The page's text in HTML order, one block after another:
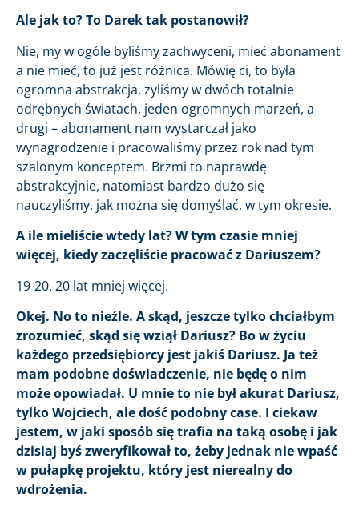
Ale jak to? To Darek tak postanowił?
Nie, my w ogóle byliśmy zachwyceni, mieć abonament
a nie mieć, to już jest różnica. Mówię ci, to była
ogromna abstrakcja, żyliśmy w dwóch totalnie
odrębnych światach, jeden ogromnych marzeń, a
drugi – abonament nam wystarczał jako
wynagrodzenie i pracowaliśmy przez rok nad tym
szalonym konceptem. Brzmi to naprawdę
abstrakcyjnie, natomiast bardzo dużo się
nauczyliśmy, jak można się domyślać, w tym okresie.
A ile mieliście wtedy lat? W tym czasie mniej
więcej, kiedy zaczęliście pracować z Dariuszem?
19-20. 20 lat mniej więcej.
Okej. No to nieźle. A skąd, jeszcze tylko chciałbym
zrozumieć, skąd się wziął Dariusz? Bo w życiu
każdego przedsiębiorcy jest jakiś Dariusz. Ja też
mam podobne doświadczenie, nie będę o nim
może opowiadał. U mnie to nie był akurat Dariusz,
tylko Wojciech, ale dość podobny case. I ciekaw
jestem, w jaki sposób się trafia na taką osobę i jak
dzisiaj byś zweryfikował to, żeby jednak nie wpaść
w pułapkę projektu, który jest nierealny do
wdrożenia.